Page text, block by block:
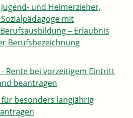
und Heimerzieher,
mit
– Erlaubnis
Berufsbezeichnung
Rente bei vorzeitigem Eintritt
beantragen
besonders langjährig